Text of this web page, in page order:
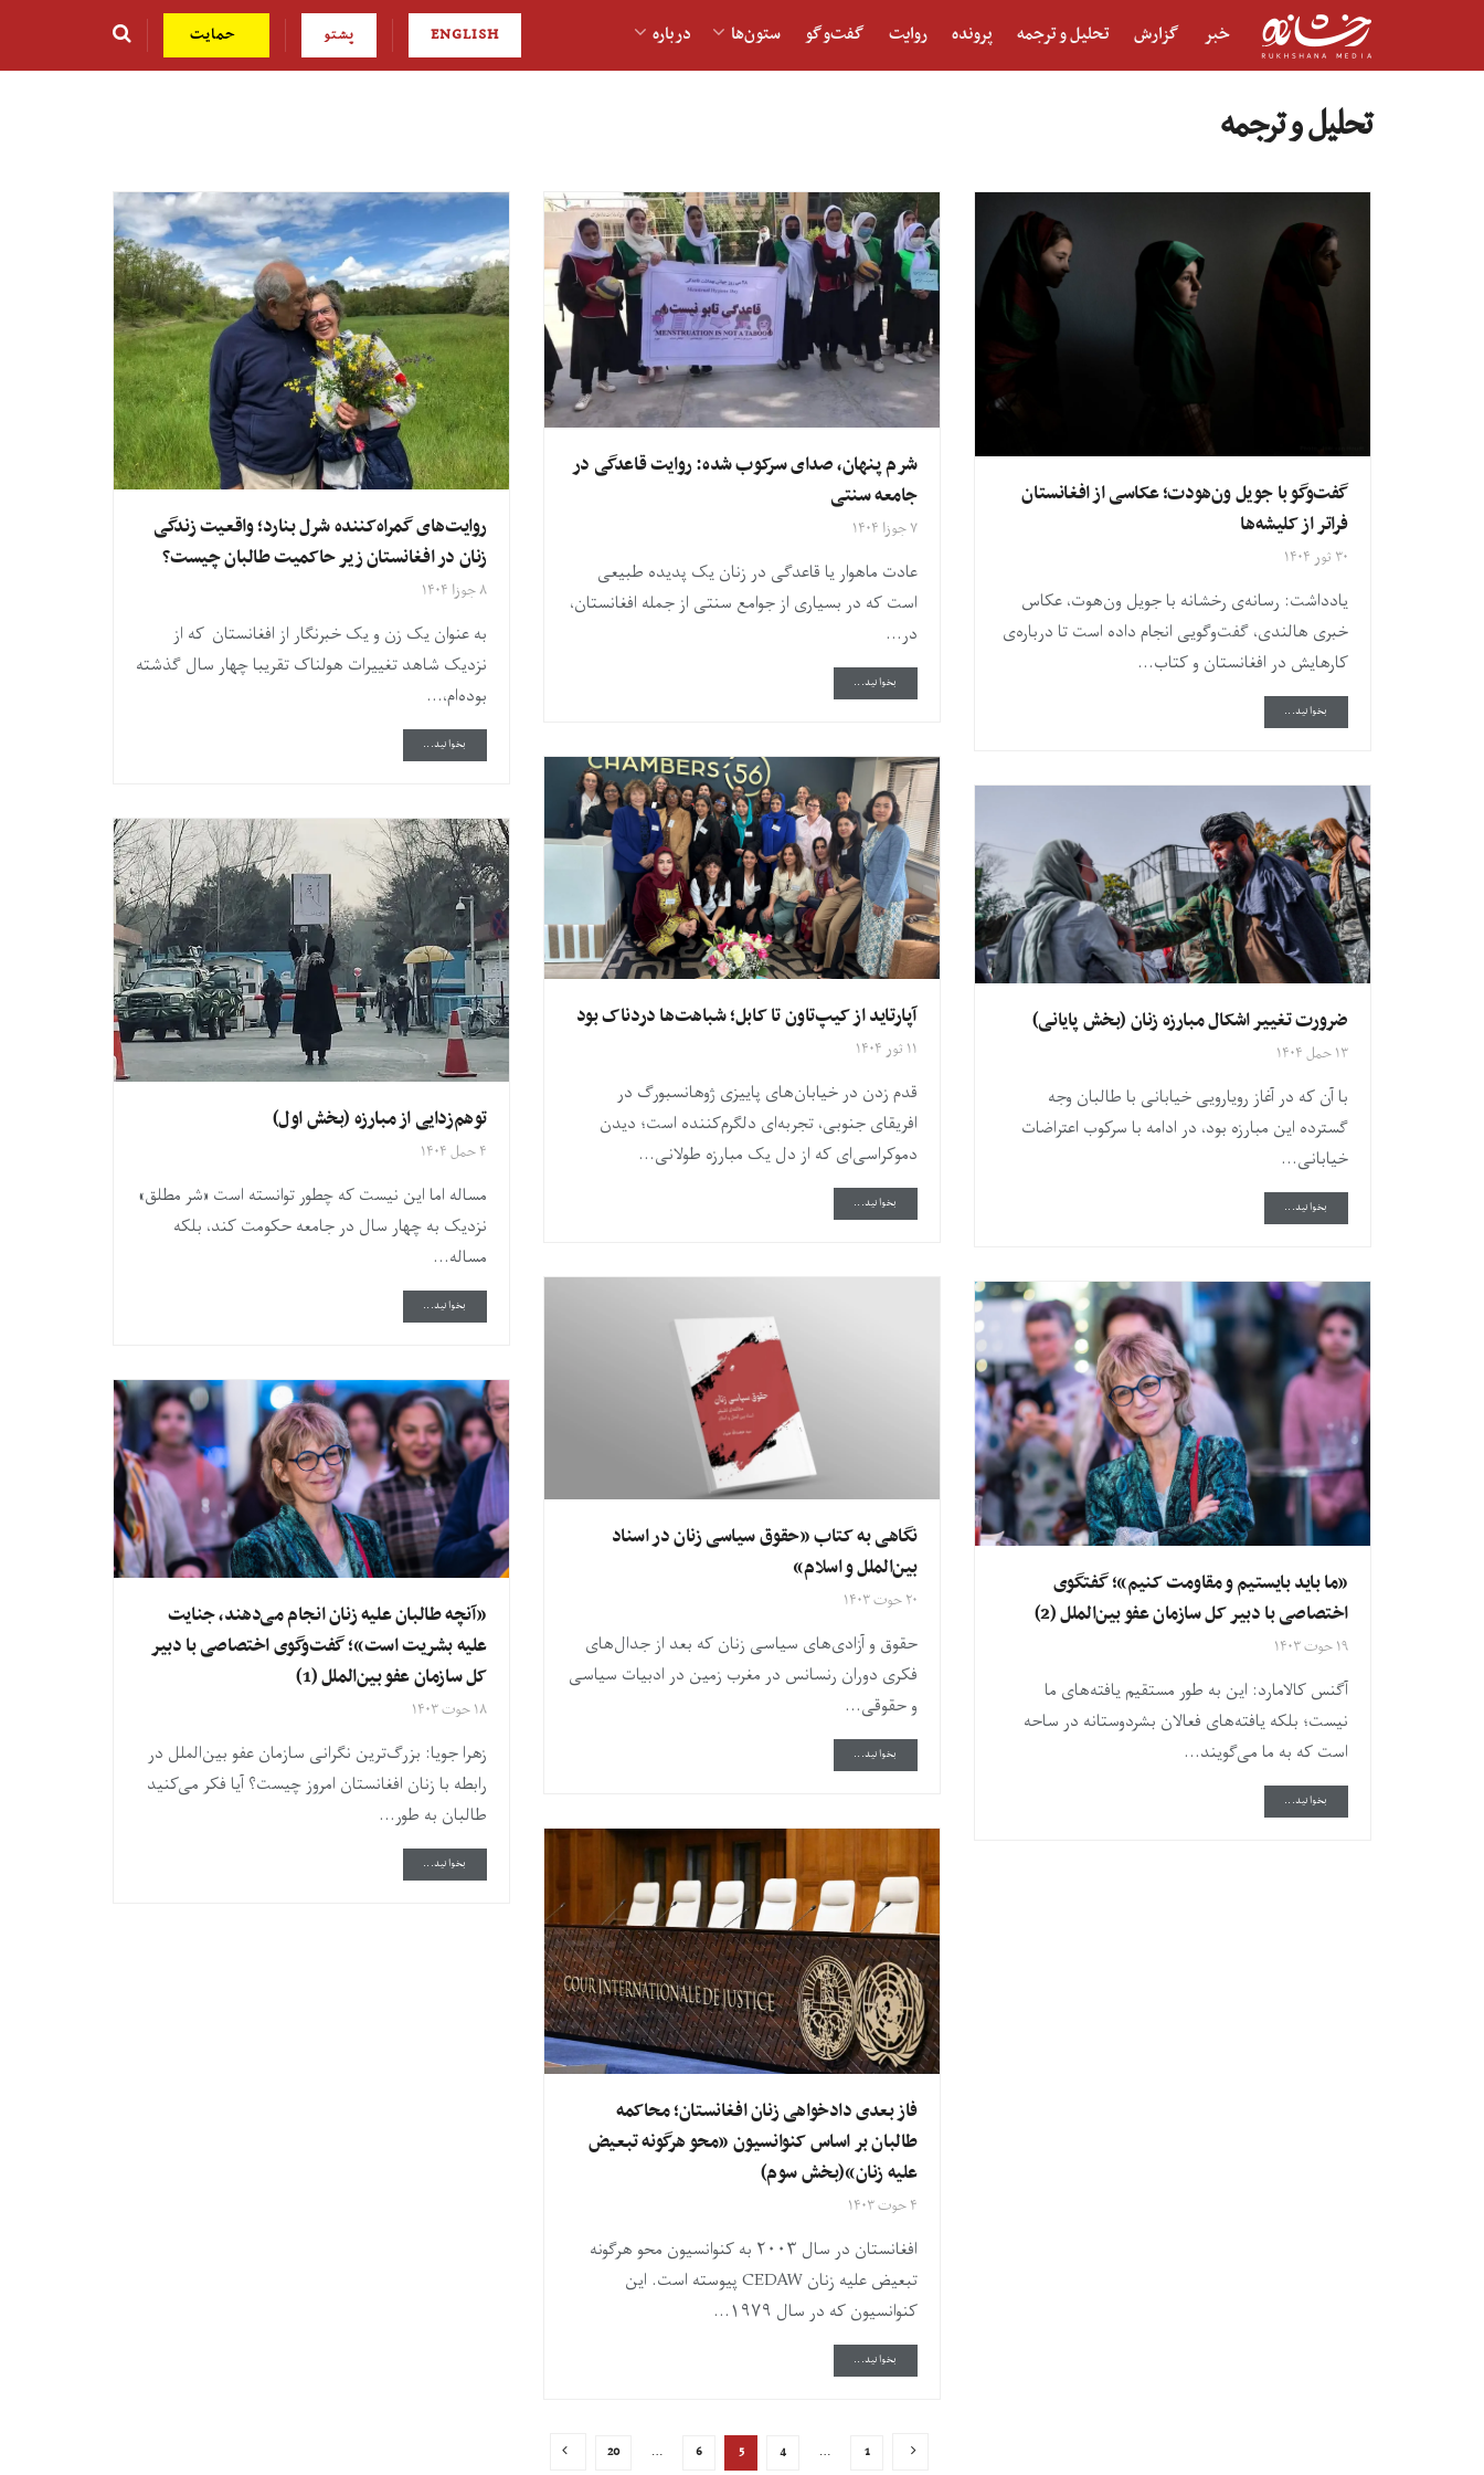
خبر گزارش تحلیل و ترجمه پرونده روایت گفت‌و‎گو ستون‌ها درباره ENGLISH پشتو حمایت
تحلیل و ترجمه
روایت‌های گمراه‌کننده شرل بنارد؛ واقعیت زندگی
زنان در افغانستان زیر حاکمیت طالبان چیست؟
۸ جوزا ۱۴۰۴
به عنوان یک زن و یک خبرنگار از افغانستان که از
نزدیک شاهد تغییرات هولناک تقریبا چهار سال گذشته
بوده‌ام،...
بخوانید...
شرم پنهان، صدای سرکوب شده: روایت قاعدگی در
جامعه سنتی
۷ جوزا ۱۴۰۴
عادت ماهوار یا قاعدگی در زنان یک پدیده طبیعی
است که در بسیاری از جوامع سنتی از جمله افغانستان،
در...
بخوانید...
گفت‌وگو با جویل ون‌هودت؛ عکاسی از افغانستان
فراتر از کلیشه‌ها
۳۰ ثور ۱۴۰۴
یادداشت: رسانه‌ی رخشانه با جویل ون‌هوت، عکاس
خبری هالندی، گفت‌وگویی انجام داده است تا درباره‌ی
کارهایش در افغانستان و کتاب...
بخوانید...
آپارتاید از کیپ‌تاون تا کابل؛ شباهت‌ها دردناک بود
۱۱ ثور ۱۴۰۴
قدم زدن در خیابان‌های پاییزی ژوهانسبورگ در
افریقای جنوبی، تجربه‌ای دلگرم‌کننده است؛ دیدن
دموکراسی‌ای که از دل یک مبارزه طولانی...
بخوانید...
ضرورت تغییر اشکال مبارزه زنان (بخش پایانی)
۱۳ حمل ۱۴۰۴
با آن که در آغاز رویارویی خیابانی با طالبان وجه
گسترده این مبارزه بود، در ادامه با سرکوب اعتراضات
خیابانی...
بخوانید...
توهم‌زدایی از مبارزه (بخش اول)
۴ حمل ۱۴۰۴
مساله اما این نیست که چطور توانسته است «شر مطلق»
نزدیک به چهار سال در جامعه حکومت کند، بلکه
مساله...
بخوانید...
نگاهی به کتاب «حقوق سیاسی زنان در اسناد
بین‌الملل و اسلام»
۲۰ حوت ۱۴۰۳
حقوق و آزادی‌های سیاسی زنان که بعد از جدال‌های
فکری دوران رنسانس در مغرب زمین در ادبیات سیاسی
و حقوقی...
بخوانید...
«ما باید بایستیم و مقاومت کنیم»؛ گفتگوی
اختصاصی با دبیر کل سازمان عفو بین‌الملل (2)
۱۹ حوت ۱۴۰۳
آگنس کالامارد:‌ این به طور مستقیم یافته‌های ما
نیست؛ بلکه یافته‌های فعالان بشردوستانه در ساحه
است که به ما می‌گویند...
بخوانید...
«آنچه طالبان علیه زنان انجام می‌دهند، جنایت
علیه بشریت است»؛ گفت‌وگوی اختصاصی با دبیر
کل سازمان عفو بین‌الملل (1)
۱۸ حوت ۱۴۰۳
زهرا جویا: بزرگ‌ترین نگرانی سازمان عفو بین‌الملل در
رابطه با زنان افغانستان امروز چیست؟ آیا فکر می‌کنید
طالبان به طور...
بخوانید...
فاز بعدی دادخواهی زنان افغانستان؛ محاکمه
طالبان بر اساس کنوانسیون «محو هرگونه تبعیض
علیه زنان»(بخش سوم)
۴ حوت ۱۴۰۳
افغانستان در سال ۲۰۰۳ به کنوانسیون محو هرگونه
تبعیض علیه زنان CEDAW پیوسته است. این
کنوانسیون که در سال ۱۹۷۹...
بخوانید...
1
…
4
5
6
…
20